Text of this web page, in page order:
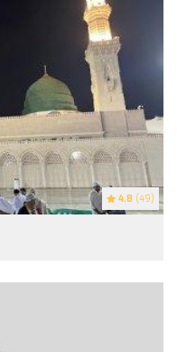
4.8 (49)